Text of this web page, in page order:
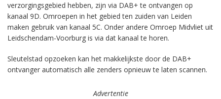
verzorgingsgebied hebben, zijn via DAB+ te ontvangen op
kanaal 9D. Omroepen in het gebied ten zuiden van Leiden
maken gebruik van kanaal 5C. Onder andere Omroep Midvliet uit
Leidschendam-Voorburg is via dat kanaal te horen.
Sleutelstad opzoeken kan het makkelijkste door de DAB+
ontvanger automatisch alle zenders opnieuw te laten scannen.
Advertentie